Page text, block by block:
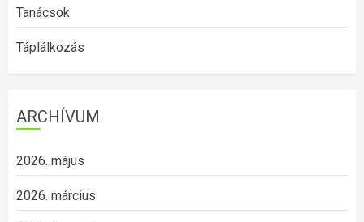
Tanácsok
Táplálkozás
ARCHÍVUM
2026. május
2026. március